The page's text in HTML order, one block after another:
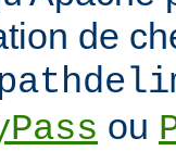
de
ou